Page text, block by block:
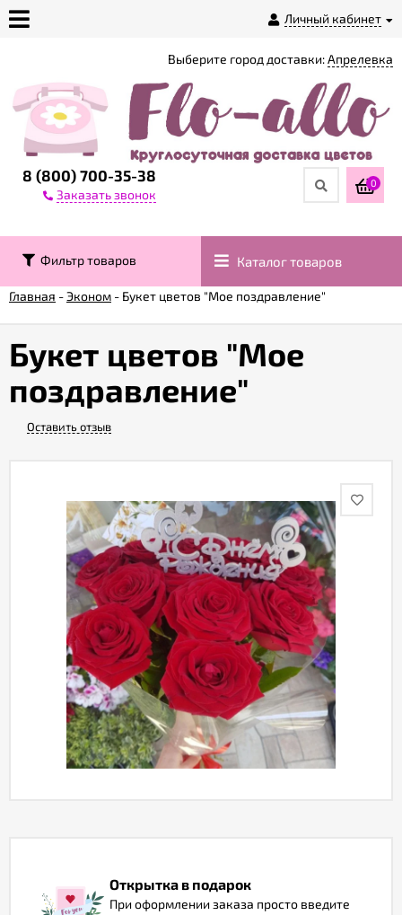
Личный кабинет
магазине
Доставка
Контакты
Гарантии
оформить
Публичная
Политика
конфиденциальности
8 (800) 700-35-38
Заказать звонок
Выберите город доставки:Апрелевка
0
Фильтр товаров Каталог товаров
Главная -Эконом - Букет цветов "Мое поздравление"
Букет цветов "Мое
поздравление"
Оставить отзыв
Открытка в подарок
При оформлении заказа просто введите